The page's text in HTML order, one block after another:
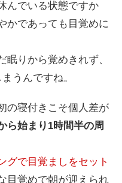
んでいる状態ですか
かであっても目覚めに
りから覚めきれず、
うんですね。
の寝付きこそ個人差が
ら始まり1時間半の周
グで目覚ましをセット
目覚めで朝が迎えられ